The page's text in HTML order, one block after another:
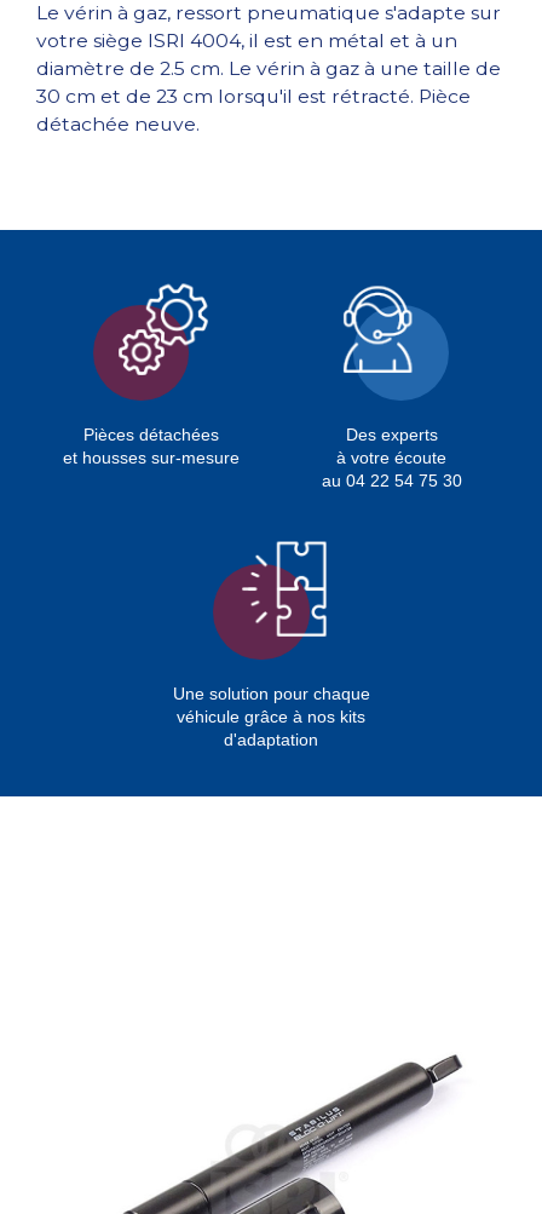
Le vérin à gaz, ressort pneumatique s'adapte sur
votre siège ISRI 4004, il est en métal et à un
diamètre de 2.5 cm. Le vérin à gaz à une taille de
30 cm et de 23 cm lorsqu'il est rétracté. Pièce
détachée neuve.
Pièces détachées
et housses sur-mesure
Des experts
à votre écoute
au 04 22 54 75 30
Une solution pour chaque
véhicule grâce à nos kits
d'adaptation